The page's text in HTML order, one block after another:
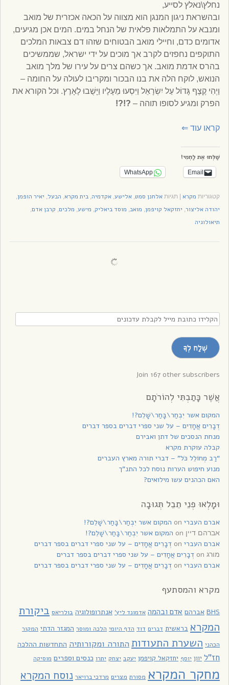
נחלץ\נאלץ לסייע,
ובהשראת ניגון המנגן הוא מצווה על הכאה אכזרית של מואב
ומנבא על התמלאות פלאית של הנחל במים. המים אכן מגיעים,
אדומים כדם, וחיילי מואב הבטוחים שזהו דם צבאות המלכים
התוקפים נחפזים לקרב אך מוכים על ידי ישראל, שממשיכים
בהרס אדמת מואב. אך כשהם צרים על עירו של מלך מואב
הנואש, לוקח הלה את בנו הבכור ומקריבו לעולה על החומה –
וַיְהִי קֶצֶף גָּדוֹל עַל יִשְׂרָאֵל וַיִּסְעוּ מֵעָלָיו וַיָּשֻׁבוּ לָאָרֶץ. וכל הקורא את
הפרק ומגיע לסופו תוהה – ?!?!
קראו עוד⇐
שַׁלְּחוּ אֶת לַחְמִי!
Email
WhatsApp
קטגוריות מקרא |תגיותאלחנן סמט,אלישע,אקדמיה,בית מקרא, הבעל, יאיר הופמן,
יהודה אליצור, יחזקאל קויפמן, מואב, מוסד ביאליק, מישע, מלכים, קרבן אדם,
תיאולוגיה
הקלידו
כתובת
מייל
לקבלת
עדכונים
שְׁלַח לְךָ
Join 167 other subscribers
אֲשֶׁר כָּתַבְתִּי לְהוֹרֹתָם
המקום אשר יִבְחַר\בָּחַר\שָׁלֵם?!
דְבָרִים אֲחָדִים – על שני ספרי דברים בספר דברים
מנחת הנסכים של דתן ואבירם
קבלה עוקרת מקרא
“רַב מְחוֹלֵל כֹּל” – דברי תורה מארץ העברים
מנוע חיפוש הערות נוסח לכל התנ”ך
האם הכהנים עשו מילואים?
וּמָלְאוּ פְנֵי תֵבֵל תְּגוּבָה
אברם העברי המקום אשר יִבְחַר\בָּחַר\שָׁלֵם?!
אברהם דיין
המקום אשר יִבְחַר\בָּחַר\שָׁלֵם?!
אברם העברי
דְבָרִים אֲחָדִים – על שני ספרי דברים בספר דברים
מורג
דְבָרִים אֲחָדִים – על שני ספרי דברים בספר דברים
אברם העברי
דְבָרִים אֲחָדִים – על שני ספרי דברים בספר דברים
מקרא והמסתעף
BHS אברהם אדם ובהמה אדמונד ליץ' אנתרופולוגיה בולריאס ביקורת
המקרא בראשית דברים דוד הדף היומי הלכה ומוסר המגזר הדתי המקור
הכהני השערת התעודות התורה ומקורותיה התחדשות ההלכה
חז"ל יוון יוסף יחזקאל קויפמן יעקב יצחק יתרו כנסים וספרים מוסיקה
מחקר המקרא מסורת מצרים מרדכי ברויאר נוסח המקרא